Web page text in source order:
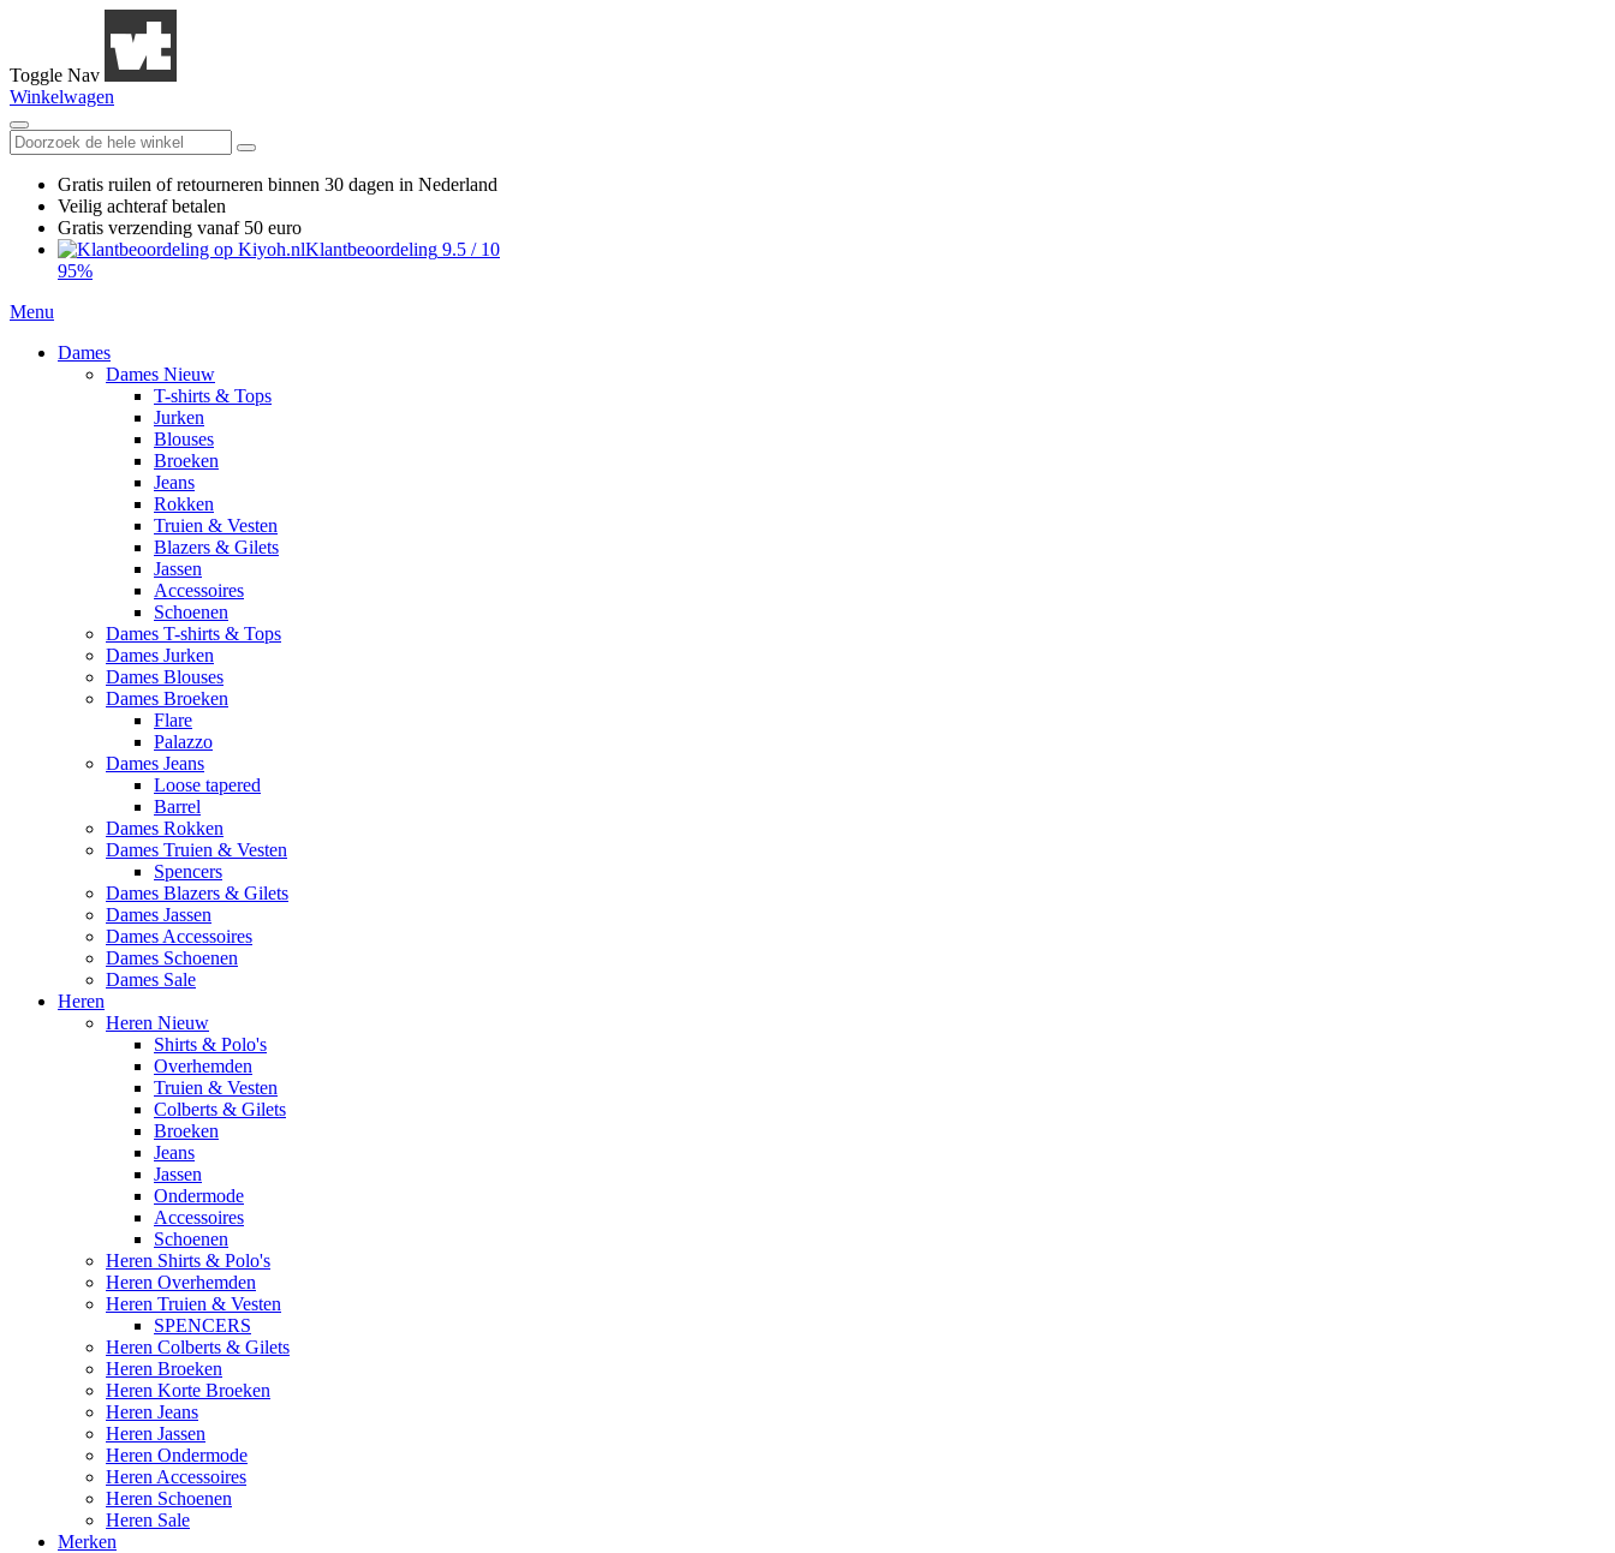
Toggle Nav
Winkelwagen
Gratis ruilen of retourneren binnen 30 dagen in Nederland
Veilig achteraf betalen
Gratis verzending vanaf 50 euro
Klantbeoordeling 9.5 / 10
95%
Menu
Dames
Dames Nieuw
T-shirts & Tops
Jurken
Blouses
Broeken
Jeans
Rokken
Truien & Vesten
Blazers & Gilets
Jassen
Accessoires
Schoenen
Dames T-shirts & Tops
Dames Jurken
Dames Blouses
Dames Broeken
Flare
Palazzo
Dames Jeans
Loose tapered
Barrel
Dames Rokken
Dames Truien & Vesten
Spencers
Dames Blazers & Gilets
Dames Jassen
Dames Accessoires
Dames Schoenen
Dames Sale
Heren
Heren Nieuw
Shirts & Polo's
Overhemden
Truien & Vesten
Colberts & Gilets
Broeken
Jeans
Jassen
Ondermode
Accessoires
Schoenen
Heren Shirts & Polo's
Heren Overhemden
Heren Truien & Vesten
SPENCERS
Heren Colberts & Gilets
Heren Broeken
Heren Korte Broeken
Heren Jeans
Heren Jassen
Heren Ondermode
Heren Accessoires
Heren Schoenen
Heren Sale
Merken